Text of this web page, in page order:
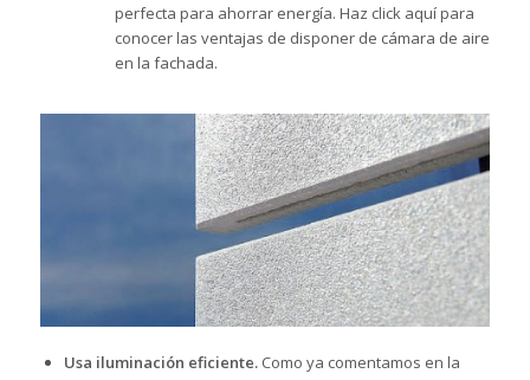
perfecta para ahorrar energía. Haz click aquípara
conocer las ventajas de disponer de cámara de aire
en la fachada.
Usa iluminación eficiente. Como ya comentamos en la